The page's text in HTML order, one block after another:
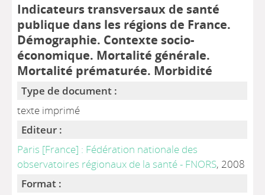
Indicateurs transversaux de santé
publique dans les régions de France.
Démographie. Contexte socio-
économique. Mortalité générale.
Mortalité prématurée. Morbidité
Type de document :
texte imprimé
Editeur :
Paris [France] : Fédération nationale des
observatoires régionaux de la santé - FNORS, 2008
Format :